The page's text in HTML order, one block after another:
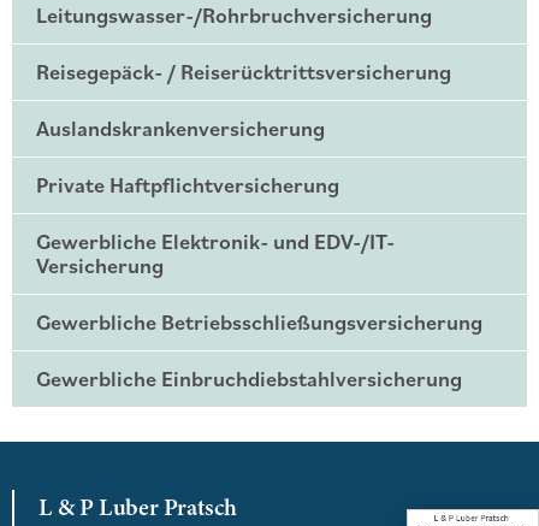
Leitungswasser-/Rohrbruchversicherung
Reisegepäck- / Reiserücktrittsversicherung
Auslandskrankenversicherung
Private Haftpflichtversicherung
Gewerbliche Elektronik- und EDV-/IT-
Versicherung
Gewerbliche Betriebsschließungsversicherung
Gewerbliche Einbruchdiebstahlversicherung
L & P Luber Pratsch